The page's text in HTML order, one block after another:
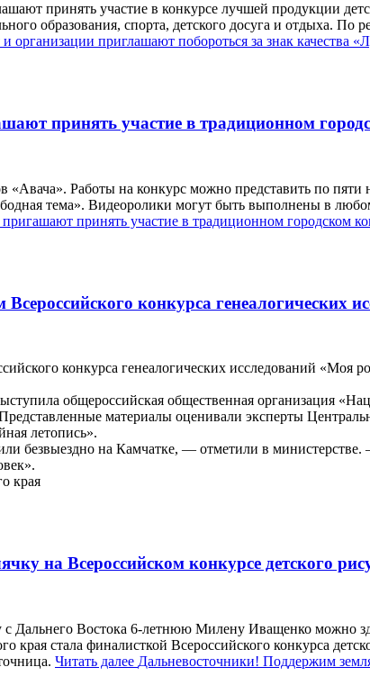
принять участие в конкурсе лучшей продукции
образования, спорта, детского досуга и отдыха. По
организации приглашают побороться за знак качества
принять участие в традиционном
«Авача». Работы на конкурс можно представить по
тема». Видеоролики могут быть выполнены в
принять участие в традиционном городском
конкурса генеалогических
конкурса генеалогических исследований «Моя
общероссийская общественная организация
материалы оценивали эксперты
летопись».
безвыездно на Камчатке, — отметили в
края
на Всероссийском конкурсе детского
Дальнего Востока 6-летнюю Милену Иващенко можно
края стала финалисткой Всероссийского конкурса
Читать далее Дальневосточники! Поддержим